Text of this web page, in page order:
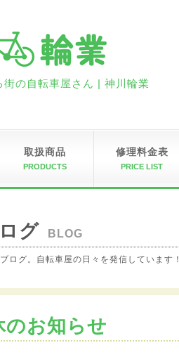
の自転車屋さん | 神川輪業
取扱商品
PRODUCTS
修理料金表
PRICE LIST
グ BLOG
ログ。自転車屋の日々を発信しています！
のお知らせ